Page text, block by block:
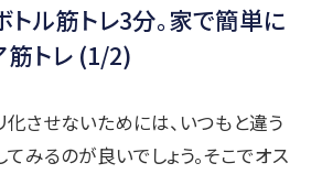
トル筋トレ3分。家で簡単に
筋トレ (1/2)
させないためには、いつもと違う
みるのが良いでしょう。そこでオス